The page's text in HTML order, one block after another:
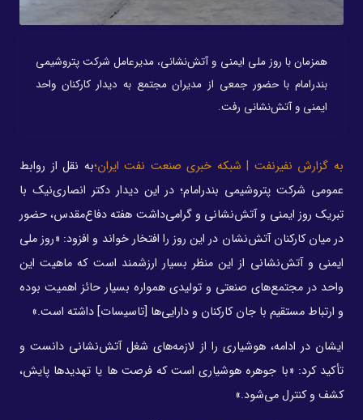
همزمان با روز ملی ایمنی و آتش‌نشانی، مدیرعامل شرکت پتروشیمی
بندرامام با حضور جمعی از مدیران مجتمع به دیدار کارکنان واحد
ایمنی و آتش‌نشانی رفت.
به گزارش نفیرنفت | شبکه خبری صنعت نفت ایران؛به نقل از روابط
عمومی شرکت پتروشیمی بندرامام؛ در این دیدار دکتر انصاری‌نیک با
تبریک روز ایمنی و آتش‌نشانی و گرامی‌داشت هفته دفاع‌مقدس، حضور
در میان کارکنان آتش‌نشان در این روز را افتخار خواند و افزود: «روز ملی
ایمنی و آتش‌نشانی از این منظر بسیار ارزشمند است که ماهیت این
واحد در مجتمع‌های صنعتی و تولیدی همواره بسیار حائز اهمیت بوده
و ارتباط مستقیم با جان کارکنان و دارایی‌ها [تاسیسات] داشته است.»
ایشان در ادامه، هوشیاری را از لازمه‌های شغل آتش‌نشانی دانست و
تأکید کرد: «با جوهره هوشیاری است که فرصت ها یا تهدیدها پایش،
کشف و کنترل می‌شود.»